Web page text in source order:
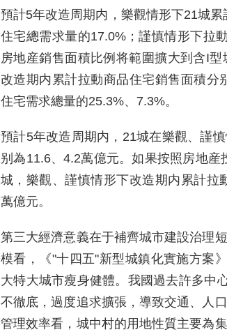
預計5年改造周期内，樂觀情形下21城
住宅總需求量的17.0%；謹慎情形下拉
房地産銷售面積比例将範圍擴大到含I
改造期内累計拉動商品住宅銷售面積分
住宅需求總量的25.3%、7.3%。
預計5年改造周期内，21城在樂觀、謹
别為11.6、4.2萬億元。如果按照房地
城，樂觀、謹慎情形下改造期内累計拉
萬億元。
第三大經濟意義在于補齊城市建設治理
模看，《"十四五"新型城鎮化實施方案
大特大城市瘦身健體。我國過去許多中
不徹底，過度追求擴張，導致交通、人
管理效率看，城中村的用地性質主要為